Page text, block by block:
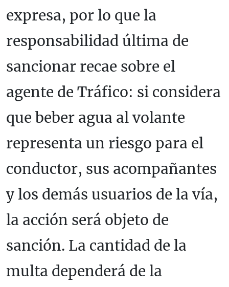
expresa, por lo que la
responsabilidad última de
sancionar recae sobre el
agente de Tráfico: si considera
que beber agua al volante
representa un riesgo para el
conductor, sus acompañantes
y los demás usuarios de la vía,
la acción será objeto de
sanción. La cantidad de la
multa dependerá de la